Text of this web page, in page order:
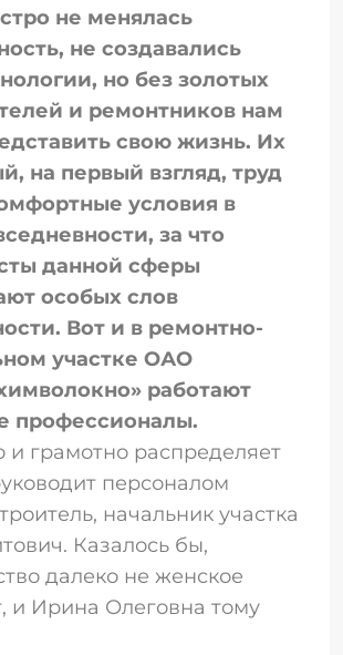
не менялась
не создавались
но без золотых
и ремонтников нам
свою жизнь. Их
на первый взгляд, труд
условия в
за что
данной сферы
особых слов
Вот и в ремонтно-
участке ОАО
работают
профессионалы.
и грамотно распределяет
персоналом
начальник участка
Казалось бы,
далеко не женское
и Ирина Олеговна тому